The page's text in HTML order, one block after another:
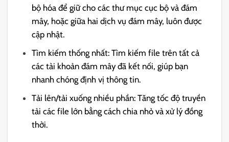
bộ hóa để giữ cho các thư mục cục bộ và đám
mây, hoặc giữa hai dịch vụ đám mây, luôn được
cập nhật.
Tìm kiếm thống nhất: Tìm kiếm file trên tất cả
các tài khoản đám mây đã kết nối, giúp bạn
nhanh chóng định vị thông tin.
Tải lên/tải xuống nhiều phần: Tăng tốc độ truyền
tải các file lớn bằng cách chia nhỏ và xử lý đồng
thời.